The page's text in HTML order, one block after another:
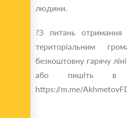
людини.
?З питань отримання
територіальним
безкоштовну гарячу
або пишіть в
https://m.me/